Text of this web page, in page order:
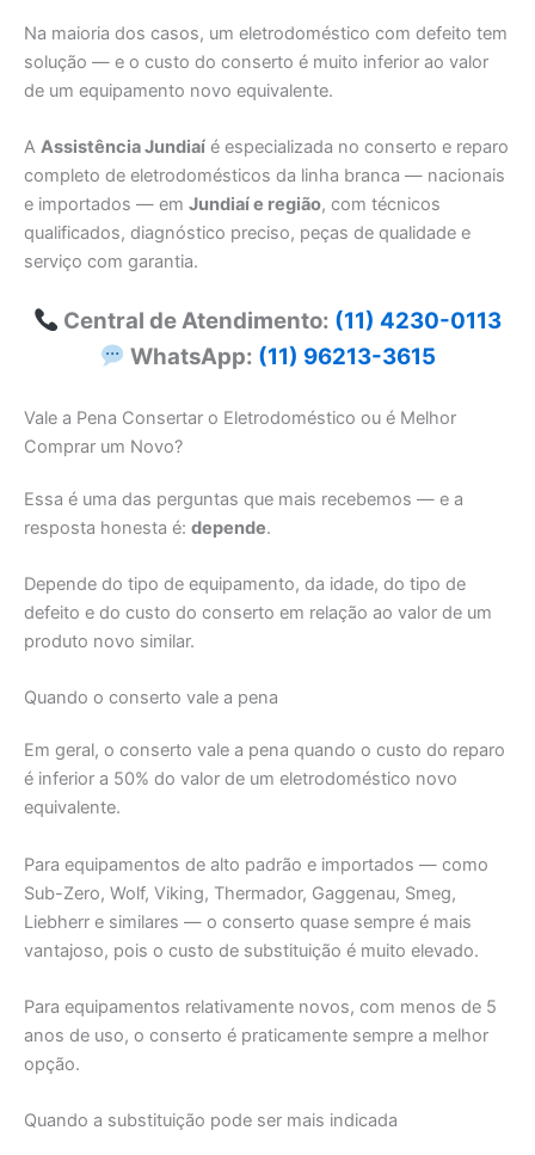
Na maioria dos casos, um eletrodoméstico com defeito tem
solução — e o custo do conserto é muito inferior ao valor
de um equipamento novo equivalente.
A Assistência Jundiaí é especializada no conserto e reparo
completo de eletrodomésticos da linha branca — nacionais
e importados — em Jundiaí e região, com técnicos
qualificados, diagnóstico preciso, peças de qualidade e
serviço com garantia.
Central de Atendimento: (11) 4230-0113
WhatsApp: (11) 96213-3615
Vale a Pena Consertar o Eletrodoméstico ou é Melhor
Comprar um Novo?
Essa é uma das perguntas que mais recebemos — e a
resposta honesta é: depende.
Depende do tipo de equipamento, da idade, do tipo de
defeito e do custo do conserto em relação ao valor de um
produto novo similar.
Quando o conserto vale a pena
Em geral, o conserto vale a pena quando o custo do reparo
é inferior a 50% do valor de um eletrodoméstico novo
equivalente.
Para equipamentos de alto padrão e importados — como
Sub-Zero, Wolf, Viking, Thermador, Gaggenau, Smeg,
Liebherr e similares — o conserto quase sempre é mais
vantajoso, pois o custo de substituição é muito elevado.
Para equipamentos relativamente novos, com menos de 5
anos de uso, o conserto é praticamente sempre a melhor
opção.
Quando a substituição pode ser mais indicada